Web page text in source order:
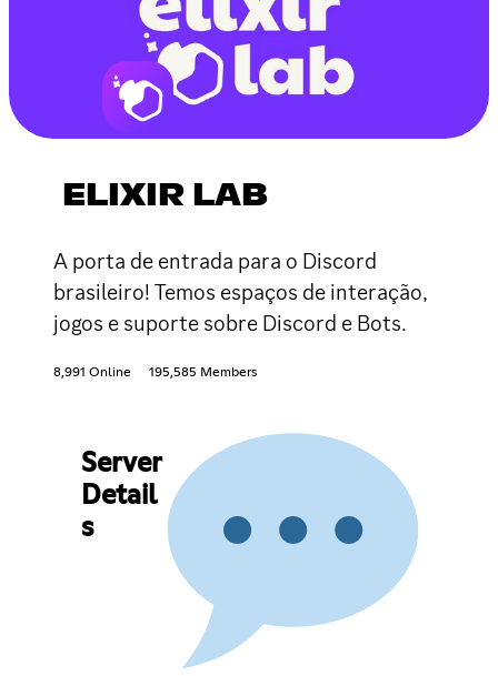
ELIXIR LAB
A porta de entrada para o Discord
brasileiro! Temos espaços de interação,
jogos e suporte sobre Discord e Bots.
8,991 Online 195,585 Members
Server
Detail
s